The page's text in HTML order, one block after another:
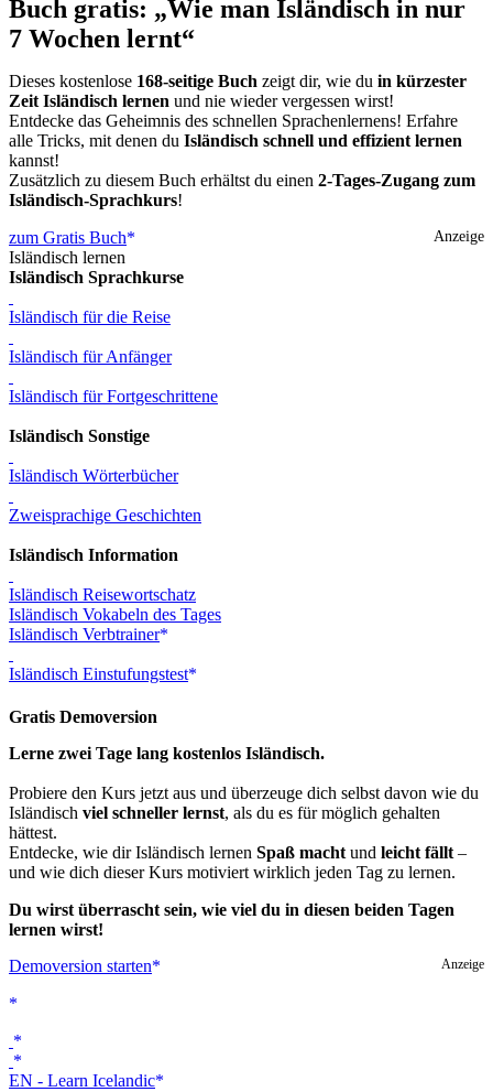
Buch gratis: „Wie man Isländisch in nur
7 Wochen lernt“
Dieses kostenlose 168-seitige Buch zeigt dir, wie du in kürzester
Zeit Isländisch lernen und nie wieder vergessen wirst!
Entdecke das Geheimnis des schnellen Sprachenlernens! Erfahre
alle Tricks, mit denen du Isländisch schnell und effizient lernen
kannst!
Zusätzlich zu diesem Buch erhältst du einen 2-Tages-Zugang zum
Isländisch-Sprachkurs!
Anzeige
zum Gratis Buch
Isländisch lernen
Isländisch Sprachkurse
Isländisch für die Reise
Isländisch für Anfänger
Isländisch für Fortgeschrittene
Isländisch Sonstige
Isländisch Wörterbücher
Zweisprachige Geschichten
Isländisch Information
Isländisch Reisewortschatz
Isländisch Vokabeln des Tages
Isländisch Verbtrainer
Isländisch Einstufungstest
Gratis Demoversion
Lerne zwei Tage lang kostenlos Isländisch.
Probiere den Kurs jetzt aus und überzeuge dich selbst davon wie du
Isländisch viel schneller lernst, als du es für möglich gehalten
hättest.
Entdecke, wie dir Isländisch lernen Spaß macht und leicht fällt –
und wie dich dieser Kurs motiviert wirklich jeden Tag zu lernen.
Du wirst überrascht sein, wie viel du in diesen beiden Tagen
lernen wirst!
Anzeige
Demoversion starten
EN - Learn Icelandic